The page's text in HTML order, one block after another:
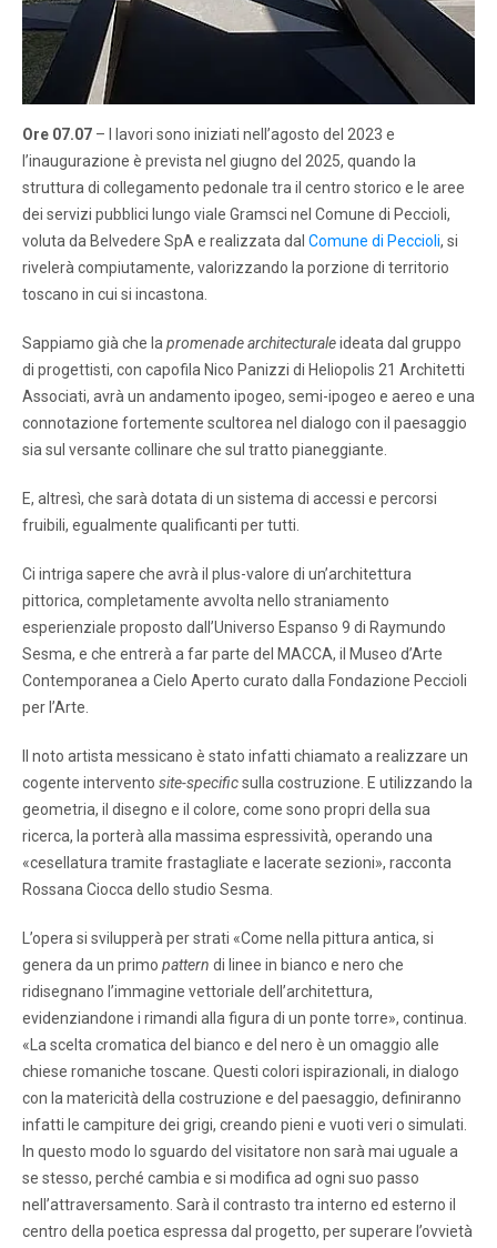
Ore 07.07 – I lavori sono iniziati nell’agosto del 2023 e
l’inaugurazione è prevista nel giugno del 2025, quando la
struttura di collegamento pedonale tra il centro storico e le aree
dei servizi pubblici lungo viale Gramsci nel Comune di Peccioli,
voluta da Belvedere SpA e realizzata dal Comune di Peccioli, si
rivelerà compiutamente, valorizzando la porzione di territorio
toscano in cui si incastona.
Sappiamo già che la promenade architecturaleideata dal gruppo
di progettisti, con capofila Nico Panizzi di Heliopolis 21 Architetti
Associati, avrà un andamento ipogeo, semi-ipogeo e aereo e una
connotazione fortemente scultorea nel dialogo con il paesaggio
sia sul versante collinare che sul tratto pianeggiante.
E, altresì, che sarà dotata di un sistema di accessi e percorsi
fruibili, egualmente qualificanti per tutti.
Ci intriga sapere che avrà il plus-valore di un’architettura
pittorica, completamente avvolta nello straniamento
esperienziale proposto dall’Universo Espanso 9 di Raymundo
Sesma, e che entrerà a far parte del MACCA, il Museo d’Arte
Contemporanea a Cielo Aperto curato dalla Fondazione Peccioli
per l’Arte.
Il noto artista messicano è stato infatti chiamato a realizzare un
cogente intervento site-specificsulla costruzione. E utilizzando la
geometria, il disegno e il colore, come sono propri della sua
ricerca, la porterà alla massima espressività, operando una
«cesellatura tramite frastagliate e lacerate sezioni», racconta
Rossana Ciocca dello studio Sesma.
L’opera si svilupperà per strati «Come nella pittura antica, si
genera da un primo pattern di linee in bianco e nero che
ridisegnano l’immagine vettoriale dell’architettura,
evidenziandone i rimandi alla figura di un ponte torre», continua.
«La scelta cromatica del bianco e del nero è un omaggio alle
chiese romaniche toscane. Questi colori ispirazionali, in dialogo
con la matericità della costruzione e del paesaggio, definiranno
infatti le campiture dei grigi, creando pieni e vuoti veri o simulati.
In questo modo lo sguardo del visitatore non sarà mai uguale a
se stesso, perché cambia e si modifica ad ogni suo passo
nell’attraversamento. Sarà il contrasto tra interno ed esterno il
centro della poetica espressa dal progetto, per superare l’ovvietà